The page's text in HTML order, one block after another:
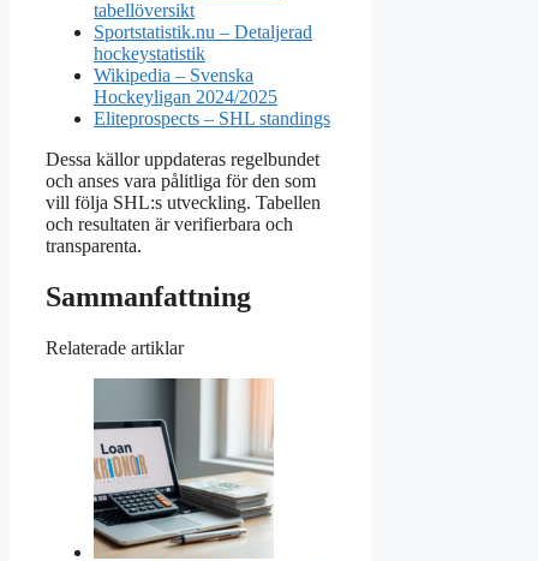
tabellöversikt
Sportstatistik.nu – Detaljerad
hockeystatistik
Wikipedia – Svenska
Hockeyligan 2024/2025
Eliteprospects – SHL standings
Dessa källor uppdateras regelbundet
och anses vara pålitliga för den som
vill följa SHL:s utveckling. Tabellen
och resultaten är verifierbara och
transparenta.
Sammanfattning
Relaterade artiklar